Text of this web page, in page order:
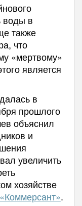
воды в
также
что
«мертвому»
является
в
прошлого
объяснил
и
увеличить
хозяйстве
«Коммерсант».